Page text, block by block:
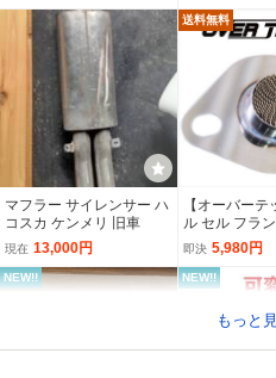
★C.O.C★ WRX STI S4 V
AB VAG 可変 バルブ マフ
ラー カスタム エアロ パ
ーツ スバル エキゾースト
パイプ 中間 EJ20 FA20
248,000円
上質バイク汎
バルブ マフ
ール 51mm/
NEW!!
R Magic？ RX-8 前期
用 エキゾーストマニホ
ールド20,000円
☆未使用
G フラット レ
タル キャタ
ターパイプ
ン BH5 セダ
フラー 触媒
120,000
企画 U
ー wrx s4
対策 汎用 ガスケット bv2
903
マフラー サイレンサー ハ
コスカ ケンメリ 旧車
現在 13,000円
送料無料
【オーバーテ
ル セル フラ
サー Sサイズ
媒付 適用サ
0φ ※汎用/軽
即決 5,980円
NEW!! NEW!!
もっと